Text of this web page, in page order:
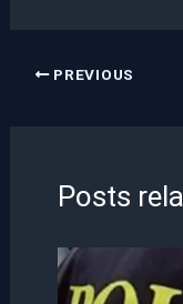
PREVIOUS
Posts